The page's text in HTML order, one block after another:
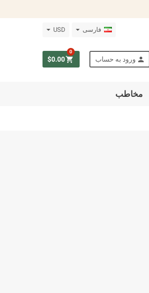
فارسى USD
person ورود به حساب shopping_cart
‎$0.00
0
مخاطب